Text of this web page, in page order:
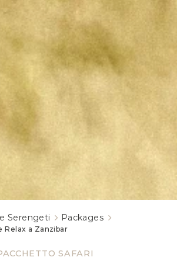
SAFARI
Serengeti Packages
Relax a Zanzibar